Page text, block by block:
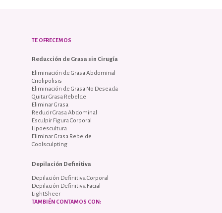
TE OFRECEMOS
Reducción de Grasa sin Cirugía
Eliminación de Grasa Abdominal
Criolipolisis
Eliminación de Grasa No Deseada
Quitar Grasa Rebelde
Eliminar Grasa
Reducir Grasa Abdominal
Esculpir Figura Corporal
Lipoescultura
Eliminar Grasa Rebelde
Coolsculpting
Depilación Definitiva
Depilación Definitiva Corporal
Depilación Definitiva Facial
LightSheer
TAMBIÉN CONTAMOS CON: